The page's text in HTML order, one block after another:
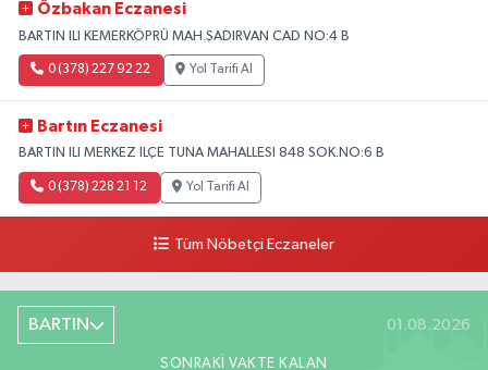
Özbakan Eczanesi
BARTIN ILI KEMERKÖPRÜ MAH.ŞADIRVAN CAD NO:4 B
0 (378) 227 92 22 Yol Tarifi Al
Bartın Eczanesi
BARTIN ILI MERKEZ ILÇE TUNA MAHALLESI 848 SOK.NO:6 B
0 (378) 228 21 12 Yol Tarifi Al
Tüm Nöbetçi Eczaneler
BARTIN 01.08.2026
SONRAKI VAKTE KALAN